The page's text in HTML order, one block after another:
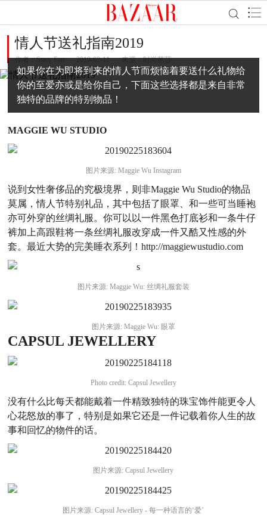
情人节送礼指南2019
作者：Stacy Fan 2019-02-11 来源：时尚芭莎
如果你在为即将到来的情人节而烦恼着要送什么礼物给
你的至爱亦或是给你自己，下面这些选择都是来自非常
独特的品牌的特别物品！
MAGGIE WU STUDIO
图片来源: Maggie Wu Instagram
说到女性奢侈品的究极境界，则非Maggie Wu Studio的物品
莫属，情人节特别礼品，其中包括了眼罩、和一些可当睡袍
亦可外穿的丝绸礼服。你可以以一件黑色打底衫和一条牛仔
裤加上高跟鞋将一条丝绸礼服改穿成一件又酷又性感的外
套。最近大势的完美睡衣系列！http://maggiewustudio.com
图片来源: Maggie Wu: 丝绸礼服套装
图片来源: Maggie Wu: 眼罩
CAPSUL JEWELLERY
Photo credit: Capsul Jewellery
没有什么比每天都能戴着一件精致独特的珠宝饰件能更令人
心花怒放的事了，特别是如果它还是一件记载着你人生的故
事和回忆的物件的话。
图片来源: Capsul Jewellery
图片来源: Capsul Jewellery - 每一种语言的‘爱’